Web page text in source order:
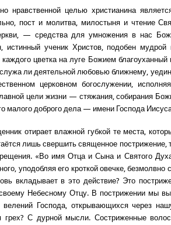
нравственной целью христианина
пост и молитва, милостыня и чтение
— средства для умножения в нас
истинный ученик Христов, подобен
каждого цветка на луге Божием
ли деятельной любовью ближнему,
церковном богослужении,
цели жизни — стяжания, собирания
малого доброго дела — имени Господа
отирает влажной губкой те места,
лишь свершить священное пострижение,
«Во имя Отца и Сына и Святого
уподобляя его кроткой овечке,
вкладывает в это действие? Это
Небесному Отцу. В пострижении мы
велений Господа, открывающихся через
грех? С дурной мысли. Состриженные